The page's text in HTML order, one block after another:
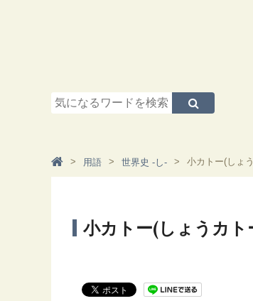
用語 世界史 -し- 小カトー(しょ
小カトー(しょうカト